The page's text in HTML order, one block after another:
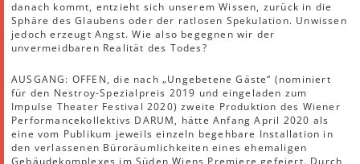
danach kommt, entzieht sich unserem Wissen, zurück in die
Sphäre des Glaubens oder der ratlosen Spekulation. Unwissen
jedoch erzeugt Angst. Wie also begegnen wir der
unvermeidbaren Realität des Todes?
AUSGANG: OFFEN, die nach „Ungebetene Gäste“ (nominiert
für den Nestroy-Spezialpreis 2019 und eingeladen zum
Impulse Theater Festival 2020) zweite Produktion des Wiener
Performancekollektivs DARUM, hätte Anfang April 2020 als
eine vom Publikum jeweils einzeln begehbare Installation in
den verlassenen Büroräumlichkeiten eines ehemaligen
Gebäudekomplexes im Süden Wiens Premiere gefeiert. Durch